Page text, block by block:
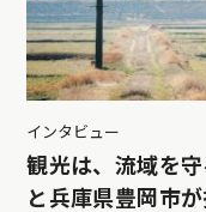
インタビュー
観光は、流域を
と兵庫県豊岡市